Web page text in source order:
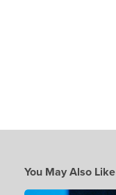
You May Also Like